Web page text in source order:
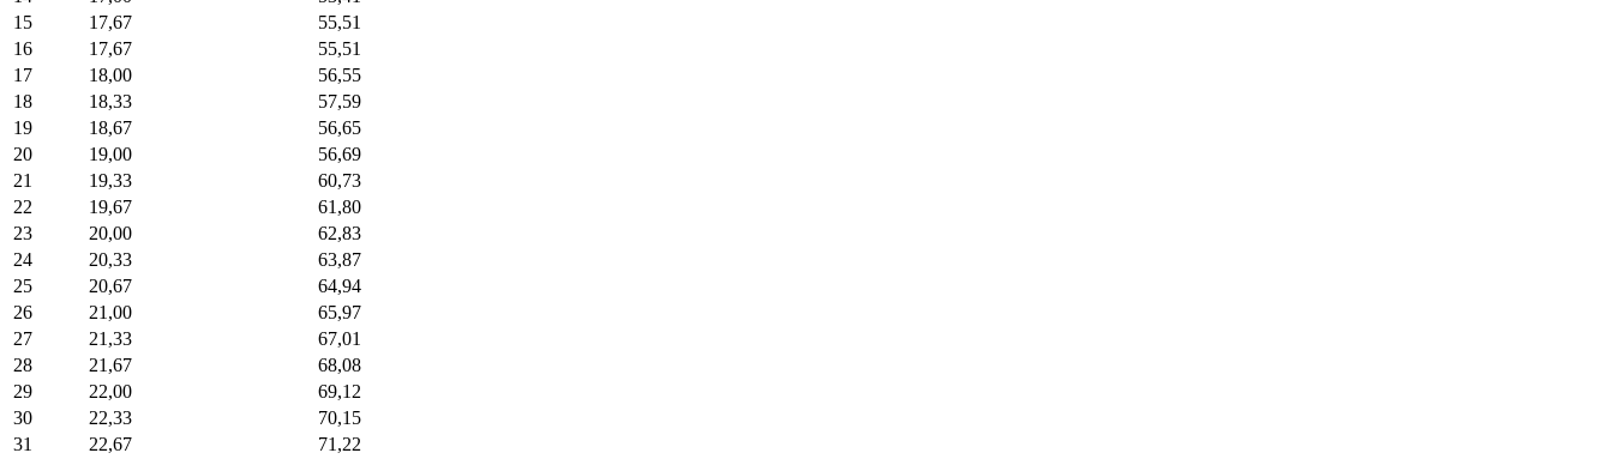
15
17,67
55,51
16
17,67
55,51
17
18,00
56,55
18
18,33
57,59
19
18,67
56,65
20
19,00
56,69
21
19,33
60,73
22
19,67
61,80
23
20,00
62,83
24
20,33
63,87
25
20,67
64,94
26
21,00
65,97
27
21,33
67,01
28
21,67
68,08
29
22,00
69,12
30
22,33
70,15
31
22,67
71,22